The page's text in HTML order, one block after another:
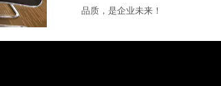
品质，是企业未来！